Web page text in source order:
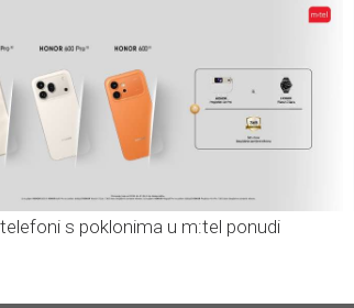
telefoni s poklonima u m:tel ponudi